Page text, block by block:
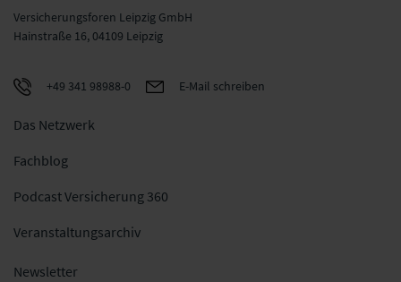
Versicherungsforen Leipzig GmbH
Hainstraße 16, 04109 Leipzig
+49 341 98988-0 E-Mail schreiben
Das Netzwerk
Fachblog
Podcast Versicherung 360
Veranstaltungsarchiv
Newsletter